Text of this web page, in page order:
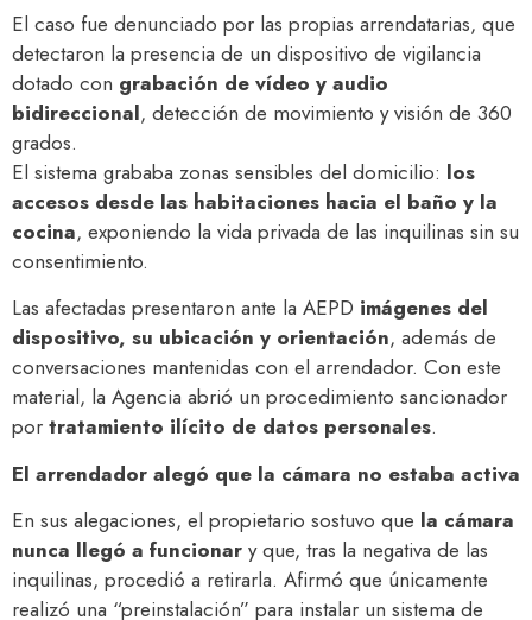
El caso fue denunciado por las propias arrendatarias, que
detectaron la presencia de un dispositivo de vigilancia
dotado con grabación de vídeo y audio
bidireccional, detección de movimiento y visión de 360
grados.
El sistema grababa zonas sensibles del domicilio: los
accesos desde las habitaciones hacia el baño y la
cocina, exponiendo la vida privada de las inquilinas sin su
consentimiento.
Las afectadas presentaron ante la AEPD imágenes del
dispositivo, su ubicación y orientación, además de
conversaciones mantenidas con el arrendador. Con este
material, la Agencia abrió un procedimiento sancionador
por tratamiento ilícito de datos personales.
El arrendador alegó que la cámara no estaba activa
En sus alegaciones, el propietario sostuvo que la cámara
nunca llegó a funcionar y que, tras la negativa de las
inquilinas, procedió a retirarla. Afirmó que únicamente
realizó una “preinstalación” para instalar un sistema de